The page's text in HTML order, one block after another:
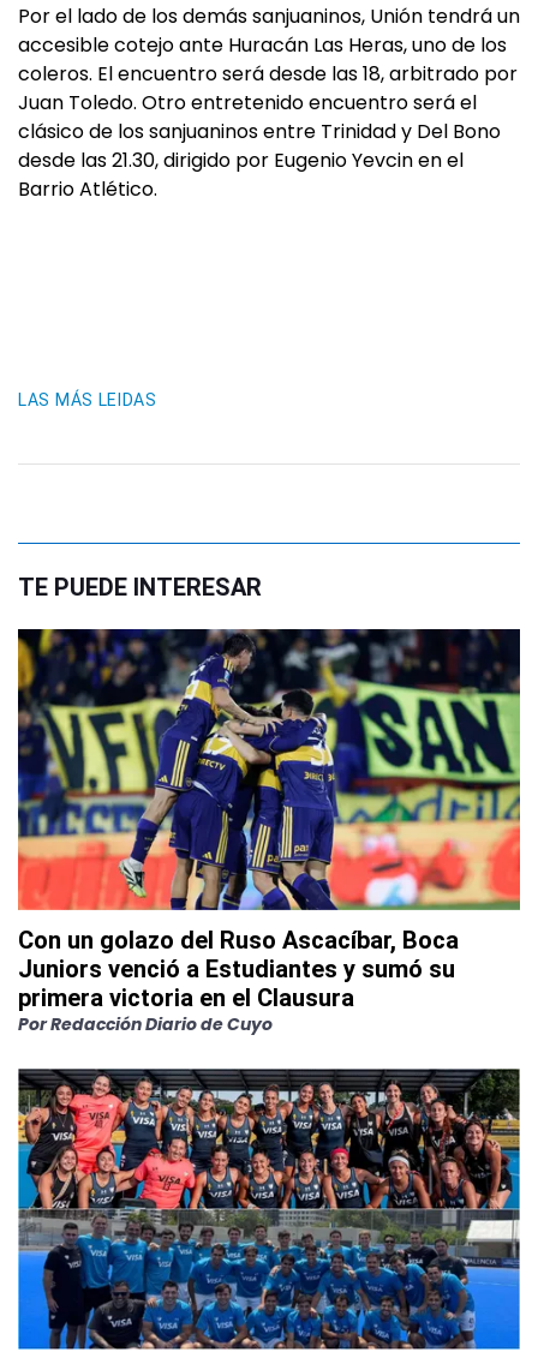
Por el lado de los demás sanjuaninos, Unión tendrá un
accesible cotejo ante Huracán Las Heras, uno de los
coleros. El encuentro será desde las 18, arbitrado por
Juan Toledo. Otro entretenido encuentro será el
clásico de los sanjuaninos entre Trinidad y Del Bono
desde las 21.30, dirigido por Eugenio Yevcin en el
Barrio Atlético.
LAS MÁS LEIDAS
TE PUEDE INTERESAR
Con un golazo del Ruso Ascacíbar, Boca
Juniors venció a Estudiantes y sumó su
primera victoria en el Clausura
PorRedacción Diario de Cuyo